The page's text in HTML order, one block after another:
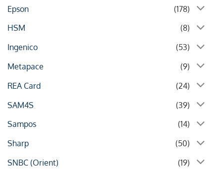
Epson
(178)
HSM
(8)
Ingenico
(53)
Metapace
(9)
REA Card
(24)
SAM4S
(39)
Sampos
(14)
Sharp
(50)
SNBC (Orient)
(19)